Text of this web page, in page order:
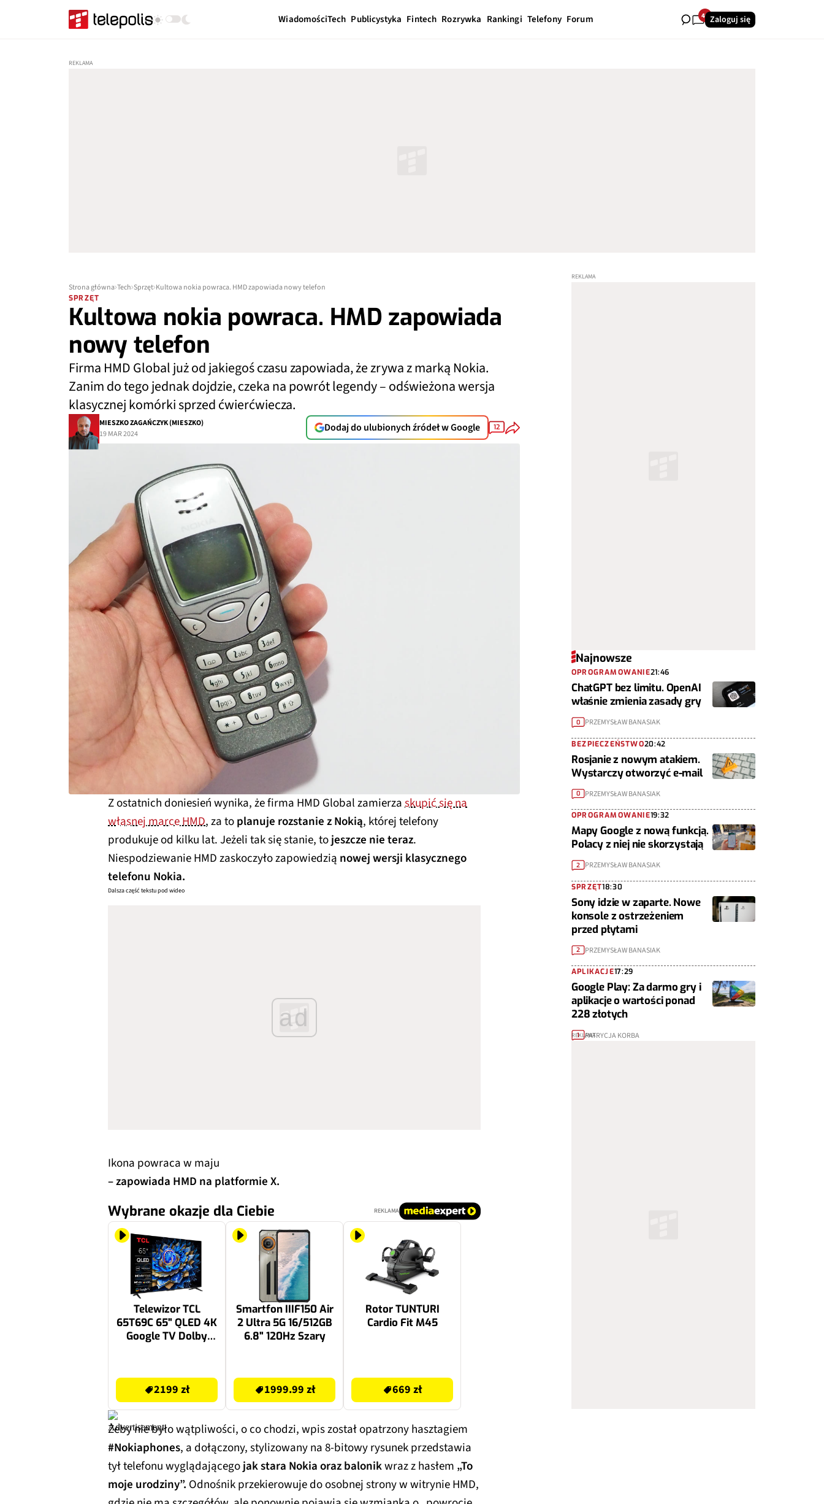
WiadomościTech Publicystyka Fintech Rozrywka Rankingi Telefony Forum 40Zaloguj się
Strona główna Tech Sprzęt Kultowa nokia powraca. HMD zapowiada nowy telefon
SPRZĘT
Kultowa nokia powraca. HMD zapowiada
nowy telefon
Firma HMD Global już od jakiegoś czasu zapowiada, że zrywa z marką Nokia.
Zanim do tego jednak dojdzie, czeka na powrót legendy – odświeżona wersja
klasycznej komórki sprzed ćwierćwiecza.
MIESZKO ZAGAŃCZYK (MIESZKO)
19 MAR 2024
Dodaj do ulubionych źródeł w Google 12
Z ostatnich doniesień wynika, że firma HMD Global zamierzaskupić się na
własnej marce HMD, za toplanuje rozstanie z Nokią, której telefony
produkuje od kilku lat. Jeżeli tak się stanie, tojeszcze nie teraz.
Niespodziewanie HMD zaskoczyło zapowiedzią nowej wersji klasycznego
telefonu Nokia.
Dalsza część tekstu pod wideo
ad
Ikona powraca w maju
– zapowiada HMD na platformie X.
Wybrane okazje dla Ciebie REKLAMA
Telewizor TCL
65T69C 65" QLED 4K
Google TV Dolby
2199 zł
Smartfon IIIF150 Air
2 Ultra 5G 16/512GB
6.8" 120Hz Szary
1999.99 zł
Rotor TUNTURI
Cardio Fit M45
669 zł
Żeby nie było wątpliwości, o co chodzi, wpis został opatrzony hasztagiem
#Nokiaphones, a dołączony, stylizowany na 8-bitowy rysunek przedstawia
tył telefonu wyglądającegojak stara Nokia oraz balonikwraz z hasłem „To
moje urodziny”. Odnośnik przekierowuje do osobnej strony w witrynie HMD,
Najnowsze
OPROGRAMOWANIE21:46
ChatGPT bez limitu. OpenAI
właśnie zmienia zasady gry
0 PRZEMYSŁAW BANASIAK
BEZPIECZEŃSTWO20:42
Rosjanie z nowym atakiem.
Wystarczy otworzyć e-mail
0 PRZEMYSŁAW BANASIAK
OPROGRAMOWANIE19:32
Mapy Google z nową funkcją.
Polacy z niej nie skorzystają
2 PRZEMYSŁAW BANASIAK
SPRZĘT18:30
Sony idzie w zaparte. Nowe
konsole z ostrzeżeniem
przed płytami
2 PRZEMYSŁAW BANASIAK
APLIKACJE17:29
Google Play: Za darmo gry i
aplikacje o wartości ponad
228 złotych
1 PATRYCJA KORBA